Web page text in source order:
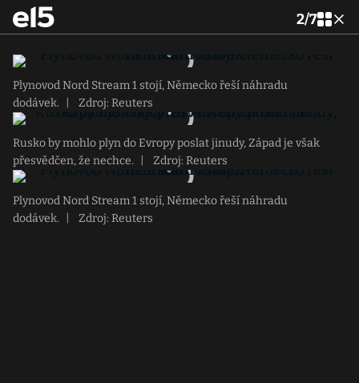
2/7
Plynovod Nord Stream 1 stojí, Německo řeší náhradu
dodávek.
Zdroj: Reuters
Rusko by mohlo plyn do Evropy poslat jinudy, Západ je však
přesvědčen, že nechce.
Zdroj: Reuters
Plynovod Nord Stream 1 stojí, Německo řeší náhradu
dodávek.
Zdroj: Reuters